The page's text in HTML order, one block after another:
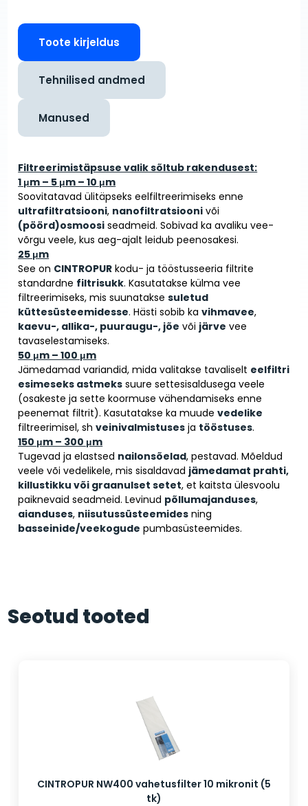
Toote kirjeldus
Tehnilised andmed
Manused
Filtreerimistäpsuse valik sõltub rakendusest:
1 μm – 5 μm – 10 μm
Soovitatavad ülitäpseks eelfiltreerimiseks enne
ultrafiltratsiooni, nanofiltratsiooni või
(pöörd)osmoosi seadmeid. Sobivad ka avaliku vee­
võrgu veele, kus aeg-ajalt leidub peenosakesi.
25 μm
See on CINTROPUR kodu- ja tööstus­seeria filtrite
standardne filtrisukk. Kasutatakse külma vee
filtreerimiseks, mis suunataksesuletud
küttesüsteemidesse. Hästi sobib kavihmavee,
kaevu-, allika-, puuraugu-, jõe või järve vee
tavaselestamiseks.
50 μm – 100 μm
Jämedamad variandid, mida valitakse tavaliselt eelfiltri
esimeseks astmeks suure settesisaldusega veele
(osakeste ja sette koormuse vähendamiseks enne
peenemat filtrit). Kasutatakse ka muudevedelike
filtreerimisel, shveinivalmistuses ja tööstuses.
150 μm – 300 μm
Tugevad ja elastsed nailon­sõelad, pestavad. Mõeldud
veele või vedelikele, mis sisaldavad jämedamat prahti,
killustikku või graanulset setet, et kaitsta ülesvoolu
paiknevaid seadmeid. Levinud põllumajanduses,
aianduses, niisutussüsteemides ning
basseinide/veekogude pumbasüsteemides.
Seotud tooted
CINTROPUR NW400 vahetusfilter 10 mikronit (5
tk)